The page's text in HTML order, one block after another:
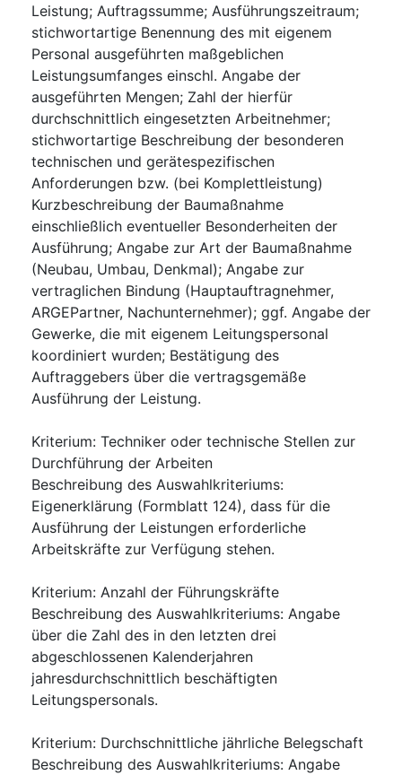
Leistung; Auftragssumme; Ausführungszeitraum;
stichwortartige Benennung des mit eigenem
Personal ausgeführten maßgeblichen
Leistungsumfanges einschl. Angabe der
ausgeführten Mengen; Zahl der hierfür
durchschnittlich eingesetzten Arbeitnehmer;
stichwortartige Beschreibung der besonderen
technischen und gerätespezifischen
Anforderungen bzw. (bei Komplettleistung)
Kurzbeschreibung der Baumaßnahme
einschließlich eventueller Besonderheiten der
Ausführung; Angabe zur Art der Baumaßnahme
(Neubau, Umbau, Denkmal); Angabe zur
vertraglichen Bindung (Hauptauftragnehmer,
ARGEPartner, Nachunternehmer); ggf. Angabe der
Gewerke, die mit eigenem Leitungspersonal
koordiniert wurden; Bestätigung des
Auftraggebers über die vertragsgemäße
Ausführung der Leistung.
Kriterium: Techniker oder technische Stellen zur
Durchführung der Arbeiten
Beschreibung des Auswahlkriteriums:
Eigenerklärung (Formblatt 124), dass für die
Ausführung der Leistungen erforderliche
Arbeitskräfte zur Verfügung stehen.
Kriterium: Anzahl der Führungskräfte
Beschreibung des Auswahlkriteriums: Angabe
über die Zahl des in den letzten drei
abgeschlossenen Kalenderjahren
jahresdurchschnittlich beschäftigten
Leitungspersonals.
Kriterium: Durchschnittliche jährliche Belegschaft
Beschreibung des Auswahlkriteriums: Angabe